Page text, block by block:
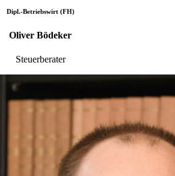
Dipl.-Betriebswirt (FH)
Oliver Bödeker
Steuerberater